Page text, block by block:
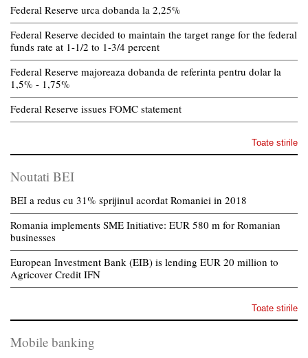
Federal Reserve urca dobanda la 2,25%
Federal Reserve decided to maintain the target range for the federal
funds rate at 1-1/2 to 1-3/4 percent
Federal Reserve majoreaza dobanda de referinta pentru dolar la
1,5% - 1,75%
Federal Reserve issues FOMC statement
Toate stirile
Noutati BEI
BEI a redus cu 31% sprijinul acordat Romaniei in 2018
Romania implements SME Initiative: EUR 580 m for Romanian
businesses
European Investment Bank (EIB) is lending EUR 20 million to
Agricover Credit IFN
Toate stirile
Mobile banking